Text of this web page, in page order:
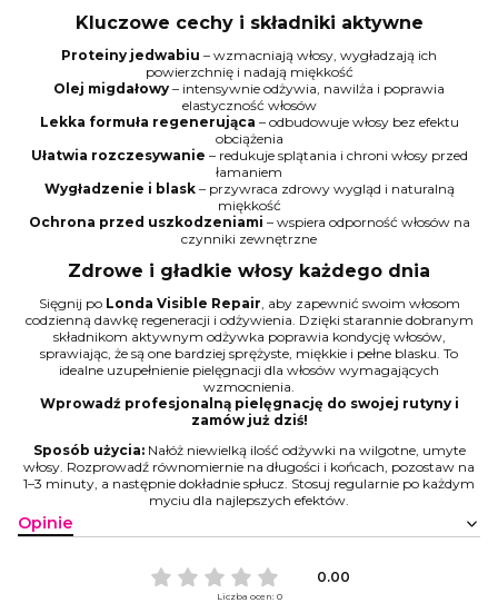
Kluczowe cechy i składniki aktywne
Proteiny jedwabiu – wzmacniają włosy, wygładzają ich
powierzchnię i nadają miękkość
Olej migdałowy – intensywnie odżywia, nawilża i poprawia
elastyczność włosów
Lekka formuła regenerująca – odbudowuje włosy bez efektu
obciążenia
Ułatwia rozczesywanie – redukuje splątania i chroni włosy przed
łamaniem
Wygładzenie i blask– przywraca zdrowy wygląd i naturalną
miękkość
Ochrona przed uszkodzeniami – wspiera odporność włosów na
czynniki zewnętrzne
Zdrowe i gładkie włosy każdego dnia
Sięgnij po Londa Visible Repair , aby zapewnić swoim włosom
codzienną dawkę regeneracji i odżywienia. Dzięki starannie dobranym
składnikom aktywnym odżywka poprawia kondycję włosów,
sprawiając, że są one bardziej sprężyste, miękkie i pełne blasku. To
idealne uzupełnienie pielęgnacji dla włosów wymagających
wzmocnienia.
Wprowadź profesjonalną pielęgnację do swojej rutyny i
zamów już dziś!
Sposób użycia:Nałóż niewielką ilość odżywki na wilgotne, umyte
włosy. Rozprowadź równomiernie na długości i końcach, pozostaw na
1–3 minuty, a następnie dokładnie spłucz. Stosuj regularnie po każdym
myciu dla najlepszych efektów.
Opinie
0.00
Liczba ocen: 0